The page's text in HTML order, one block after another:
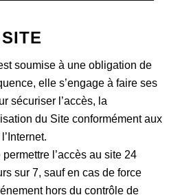
soumise à une obligation de
elle s’engage à faire ses
sécuriser l’accès, la
du Site conformément aux
permettre l’accès au site 24
sur 7, sauf en cas de force
hors du contrôle de